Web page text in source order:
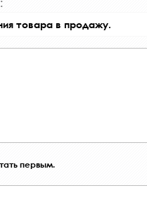
товара в продажу.
первым.